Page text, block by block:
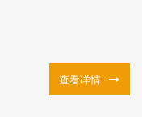
查看详情